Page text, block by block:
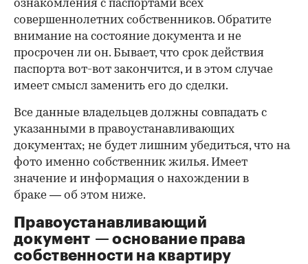
ознакомления с паспортами всех
совершеннолетних собственников. Обратите
внимание на состояние документа и не
просрочен ли он. Бывает, что срок действия
паспорта вот-вот закончится, и в этом случае
имеет смысл заменить его до сделки.
00:00 / 00:00
Все данные владельцев должны совпадать с
указанными в правоустанавливающих
документах; не будет лишним убедиться, что на
фото именно собственник жилья. Имеет
значение и информация о нахождении в
браке — об этом ниже.
Правоустанавливающий
документ — основание права
собственности на квартиру